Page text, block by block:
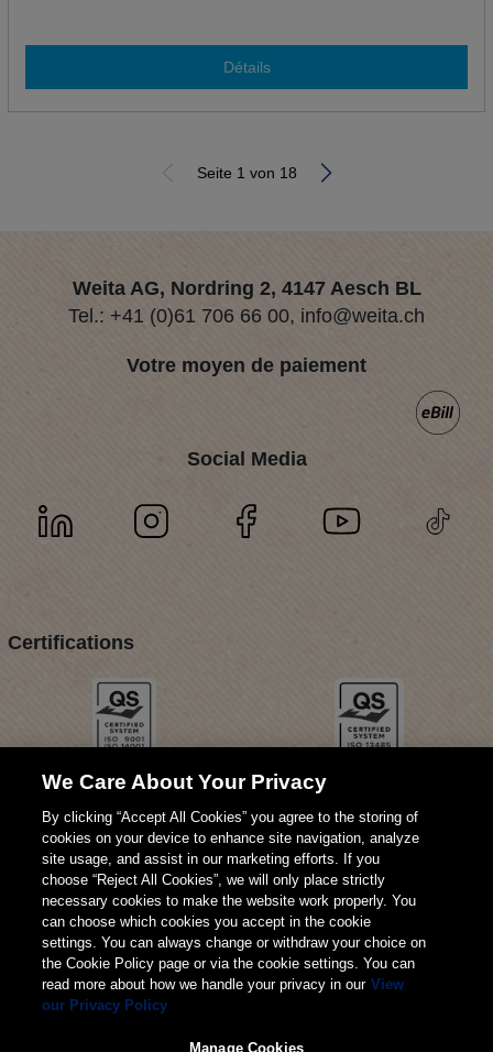
Détails
Seite 1 von 18
Weita AG, Nordring 2, 4147 Aesch BL
Tel.: +41 (0)61 706 66 00, info@weita.ch
Votre moyen de paiement
Social Media
Certifications
© 2026 Weita SA
We Care About Your Privacy
By clicking “Accept All Cookies” you agree to the storing of
cookies on your device to enhance site navigation, analyze
site usage, and assist in our marketing efforts. If you
choose “Reject All Cookies”, we will only place strictly
necessary cookies to make the website work properly. You
can choose which cookies you accept in the cookie
settings. You can always change or withdraw your choice on
the Cookie Policy page or via the cookie settings. You can
read more about how we handle your privacy in our View
our Privacy Policy
Manage Cookies